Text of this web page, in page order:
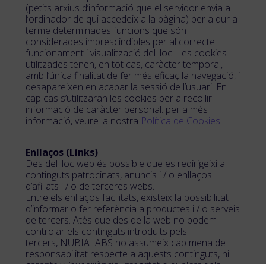
(petits arxius d’informació que el servidor envia a
l’ordinador de qui accedeix a la pàgina) per a dur a
terme determinades funcions que són
considerades imprescindibles per al correcte
funcionament i visualització del lloc. Les cookies
utilitzades tenen, en tot cas, caràcter temporal,
amb l’única finalitat de fer més eficaç la navegació, i
desapareixen en acabar la sessió de l’usuari. En
cap cas s’utilitzaran les cookies per a recollir
informació de caràcter personal. per a més
informació, veure la nostra Política de Cookies.
Enllaços (Links)
Des del lloc web és possible que es redirigeixi a
continguts patrocinats, anuncis i / o enllaços
d’afiliats i / o de terceres webs.
Entre els enllaços facilitats, existeix la possibilitat
d’informar o fer referència a productes i / o serveis
de tercers. Atès que des de la web no podem
controlar els continguts introduïts pels
tercers, NUBIALABS no assumeix cap mena de
responsabilitat respecte a aquests continguts, ni